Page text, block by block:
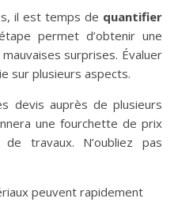
il est temps de quantifier
permet d’obtenir une
surprises. Évaluer
sur plusieurs aspects.
devis auprès de plusieurs
une fourchette de prix
travaux. N’oubliez pas
peuvent rapidement